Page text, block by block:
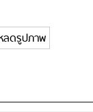
ลดรูปภาพ